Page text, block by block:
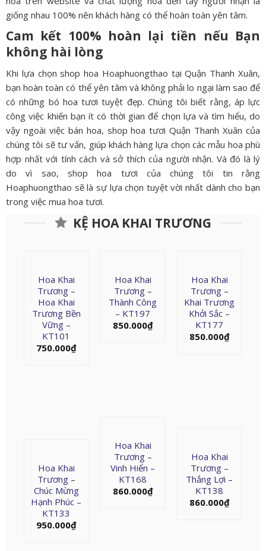
giống nhau 100% nên khách hàng có thể hoàn toàn yên tâm.
Cam kết 100% hoàn lại tiền nếu Bạn
không hài lòng
Khi lựa chọn shop hoa Hoaphuongthao tại Quận Thanh Xuân,
bạn hoàn toàn có thể yên tâm và không phải lo ngại làm sao để
có những bó hoa tươi tuyệt đẹp. Chúng tôi biết rằng, áp lực
công việc khiến bạn ít có thời gian để chọn lựa và tìm hiểu, do
vậy ngoài việc bán hoa, shop hoa tươi Quận Thanh Xuân của
chúng tôi sẽ tư vấn, giúp khách hàng lựa chọn các mẫu hoa phù
hợp nhất với tính cách và sở thích của người nhận. Và đó là lý
do vì sao, shop hoa tươi của chúng tôi tin rằng
Hoaphuongthao sẽ là sự lựa chọn tuyệt vời nhất dành cho bạn
trong việc mua hoa tươi.
KỆ HOA KHAI TRƯƠNG
Hoa Khai
Trương –
Hoa Khai
Trương Bền
Vững –
KT101
750.000₫
Hoa Khai
Trương –
Thành Công
– KT197
850.000₫
Hoa Khai
Trương –
Khai Trương
Khởi Sắc –
KT177
850.000₫
Hoa Khai
Trương –
Vinh Hiển –
KT168
860.000₫
Hoa Khai
Trương –
Thắng Lợi –
KT138
860.000₫
Hoa Khai
Trương –
Chúc Mừng
Hạnh Phúc –
KT133
950.000₫